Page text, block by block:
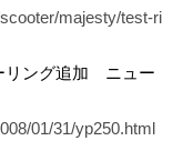
majesty/test-ri
リング追加 ニュー
01/31/yp250.html